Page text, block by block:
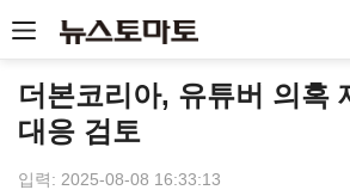
더본코리아, 유튜버 의혹
대응 검토
입력: 2025-08-08 16:33:13